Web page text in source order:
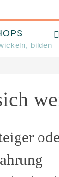
bilden